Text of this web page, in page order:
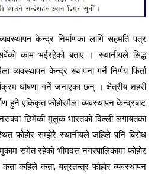
केन्द्र निर्माणका लागि सहमति पत्र
काम भईरहेको बताए । स्थानीयले सिद्ध
व्यवस्थापन केन्द्र स्थापना गर्ने निर्णय फिर्ता
घोषणा गर्ने जनाएका छन् । क्षेत्रीय शहरी
हुने एकिकृत फोहोरमैला व्यवस्थापन केन्द्रबाट
छिमेकी मुलुक भारतको दिल्ली लगायतका
फोहोर सम्झेरै स्थानीयले जहिले पनि बिरोध
समेत रहेको भीमदत्त नगरपालिकामा फोहोर
कहिले कता, यत्रतन्त्र फोहोर व्यवस्थापन